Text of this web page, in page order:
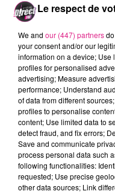
surtout, qui
Cappone, formateur
syndical CFDT :
Écouter le podcast
Les syndicats
dialogue avec la
négociation n'a été
appel aux élus
Est.
Écouter le podcast
Le respect de
We and our (447) partners
your consent and/or our
information on a device; Use
profiles for personalised
advertising; Measure
performance; Understand
of data from different
profiles to personalise
content; Use limited data to
detect fraud, and fix errors;
Save and communicate
process personal data such
following functionalities:
requested; Use precise
other data sources; Link